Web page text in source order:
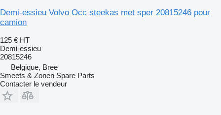
Demi-essieu Volvo Occ steekas met sper 20815246 pour
camion
125 € HT
Demi-essieu
20815246
Belgique, Bree
Smeets & Zonen Spare Parts
Contacter le vendeur